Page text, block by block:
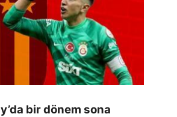
bir dönem sona